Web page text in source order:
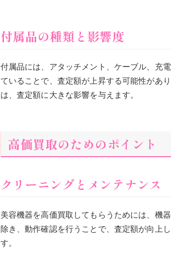
付属品の種類と影響度
付属品には、アタッチメント、ケーブル、充
ていることで、査定額が上昇する可能性があ
は、査定額に大きな影響を与えます。
高価買取のためのポイント
クリーニングとメンテナンス
美容機器を高価買取してもらうためには、機
除き、動作確認を行うことで、査定額が向上
す。